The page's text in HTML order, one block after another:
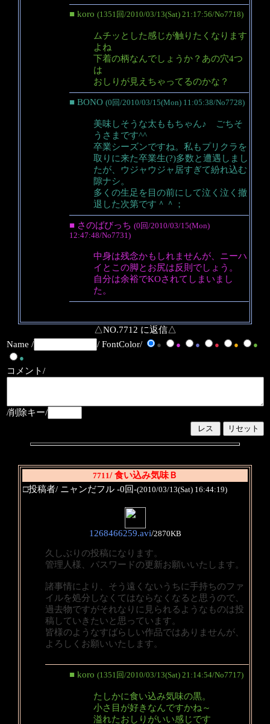
■ koro (1351回/2010/03/13(Sat) 21:17:56/No7718)
ムチッとした感じが触りたくなります
よね
下着の柄なんでしょうか？あの穴4つ
は
おしりが見えちゃってるのかな？
■ BONO (0回/2010/03/15(Mon) 11:05:38/No7728)
美味しそうな太ももちゃん♪ ごちそ
うさまです^^
卒業シーズンですね。私もプリクラを
取りに来た卒業生(?)多数と遭遇しまし
たが、ウジャウジャ居すぎて紛れ込む
隙ナシ。
多くの生足を目の前にして泣く泣く撤
退した次第です＾＾；
■ さのばびっち (0回/2010/03/15(Mon)
12:47:48/No7731)
中身は残念かもしれませんが、ニーハ
イとこの脚とお尻は反則でしょう。
自分は余裕でKOされてしまいまし
た。
△NO.7712 に返信△
Name /
/ FontColor/ ● ● ● ● ●
●
●
コメント/
/削除キー/
7711/ 食い込み気味Ｂ
□投稿者/ ニャンだフル -0回-(2010/03/13(Sat) 16:44:19)
1268466259.avi/2870KB
久しぶりの投稿になります。
管理人様、パスワードの更新お願いいたします。
諸事情により、そう遠くないうちに手持ちのファ
イルを処分しなくてはならなくなると思うので、
過去物ですがそれなりに見られるようなものは投
稿していきたいと思っています。
皆様のようなすばらしい作品ではありませんが、
よろしくお願いいたします。
■ koro (1351回/2010/03/13(Sat) 21:14:54/No7717)
たしかに食い込み気味の黒。
小さ目が好きなんですかね～
溢れたおしりがいい感じです